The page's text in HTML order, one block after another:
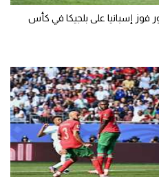
فوز إسبانيا على بلجيكا في كأس